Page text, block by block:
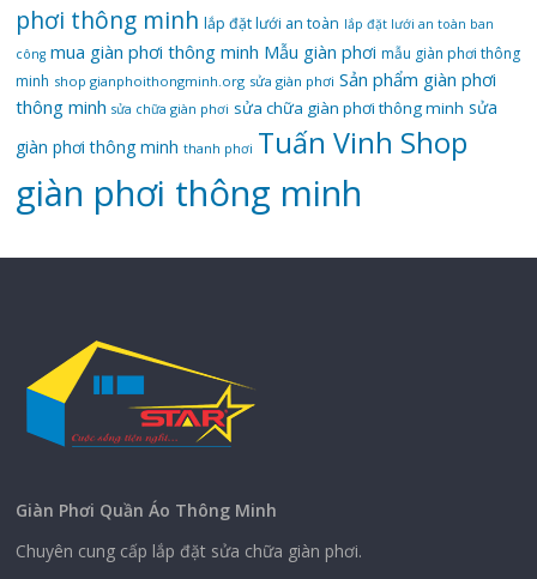
phơi thông minh lắp đặt lưới an toàn lắp đặt lưới an toàn ban
công mua giàn phơi thông minh Mẫu giàn phơi mẫu giàn phơi thông
minh shop gianphoithongminh.org sửa giàn phơi Sản phẩm giàn phơi
thông minh sửa chữa giàn phơi sửa chữa giàn phơi thông minh sửa
giàn phơi thông minh thanh phơi Tuấn Vinh Shop
‌giàn‌ ‌phơi‌ ‌thông‌ ‌minh
Giàn Phơi Quần Áo Thông Minh
Chuyên cung cấp lắp đặt sửa chữa giàn phơi.